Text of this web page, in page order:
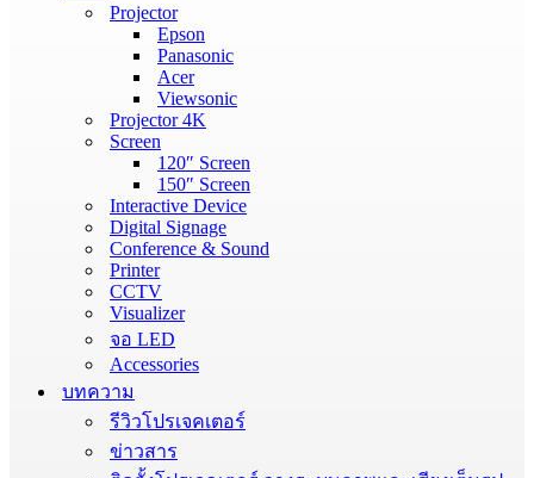
Projector
Epson
Panasonic
Acer
Viewsonic
Projector 4K
Screen
120″ Screen
150″ Screen
Interactive Device
Digital Signage
Conference & Sound
Printer
CCTV
Visualizer
จอ LED
Accessories
บทความ
รีวิวโปรเจคเตอร์
ข่าวสาร